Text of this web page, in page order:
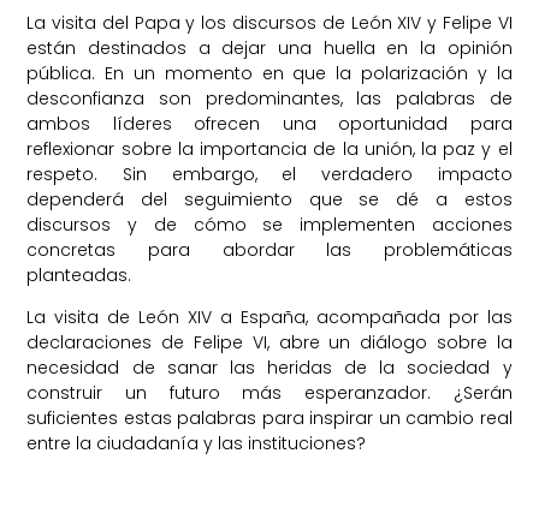
La visita del Papa y los discursos de León XIV y Felipe VI
están destinados a dejar una huella en la opinión
pública. En un momento en que la polarización y la
desconfianza son predominantes, las palabras de
ambos líderes ofrecen una oportunidad para
reflexionar sobre la importancia de la unión, la paz y el
respeto. Sin embargo, el verdadero impacto
dependerá del seguimiento que se dé a estos
discursos y de cómo se implementen acciones
concretas para abordar las problemáticas
planteadas.
La visita de León XIV a España, acompañada por las
declaraciones de Felipe VI, abre un diálogo sobre la
necesidad de sanar las heridas de la sociedad y
construir un futuro más esperanzador. ¿Serán
suficientes estas palabras para inspirar un cambio real
entre la ciudadanía y las instituciones?